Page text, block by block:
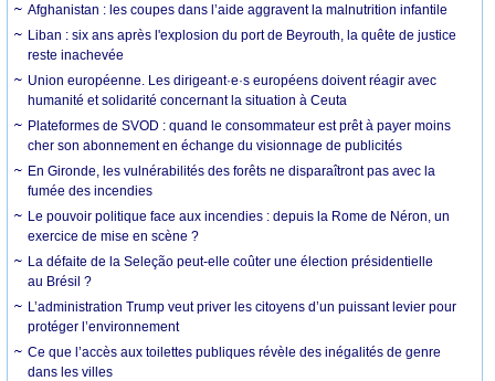
Afghanistan : les coupes dans l’aide aggravent la malnutrition infantile
Liban : six ans après l'explosion du port de Beyrouth, la quête de justice
reste inachevée
Union européenne. Les dirigeant·e·s européens doivent réagir avec
humanité et solidarité concernant la situation à Ceuta
Plateformes de SVOD : quand le consommateur est prêt à payer moins
cher son abonnement en échange du visionnage de publicités
En Gironde, les vulnérabilités des forêts ne disparaîtront pas avec la
fumée des incendies
Le pouvoir politique face aux incendies : depuis la Rome de Néron, un
exercice de mise en scène ?
La défaite de la Seleção peut-elle coûter une élection présidentielle
au Brésil ?
L’administration Trump veut priver les citoyens d’un puissant levier pour
protéger l’environnement
Ce que l’accès aux toilettes publiques révèle des inégalités de genre
dans les villes